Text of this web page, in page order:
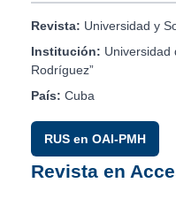
Revista: Universidad y
Institución: Universidad
Rodríguez”
País: Cuba
RUS en OAI-PMH
Revista en